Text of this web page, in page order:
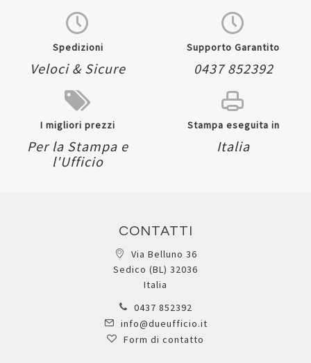
Spedizioni
Veloci & Sicure
Supporto Garantito
0437 852392
I migliori prezzi
Per la Stampa e
l'Ufficio
Stampa eseguita in
Italia
CONTATTI
Via Belluno 36
Sedico (BL) 32036
Italia
0437 852392
info@dueufficio.it
Form di contatto